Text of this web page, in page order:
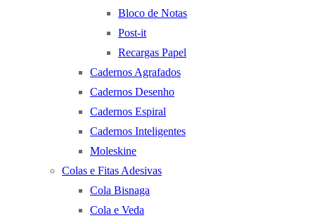
Bloco de Notas
Post-it
Recargas Papel
Cadernos Agrafados
Cadernos Desenho
Cadernos Espiral
Cadernos Inteligentes
Moleskine
Colas e Fitas Adesivas
Cola Bisnaga
Cola e Veda